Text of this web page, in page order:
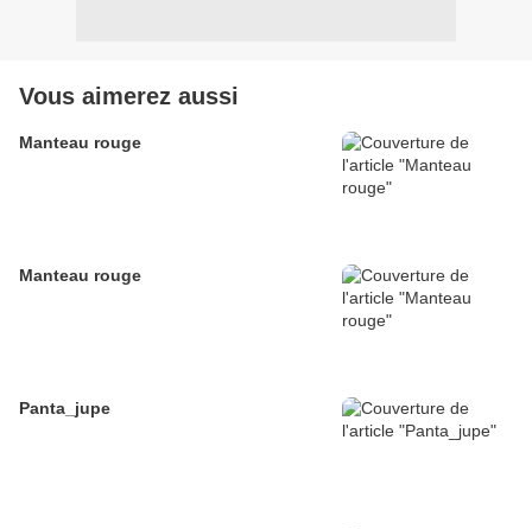
Vous aimerez aussi
Manteau rouge
Manteau rouge
Panta_jupe